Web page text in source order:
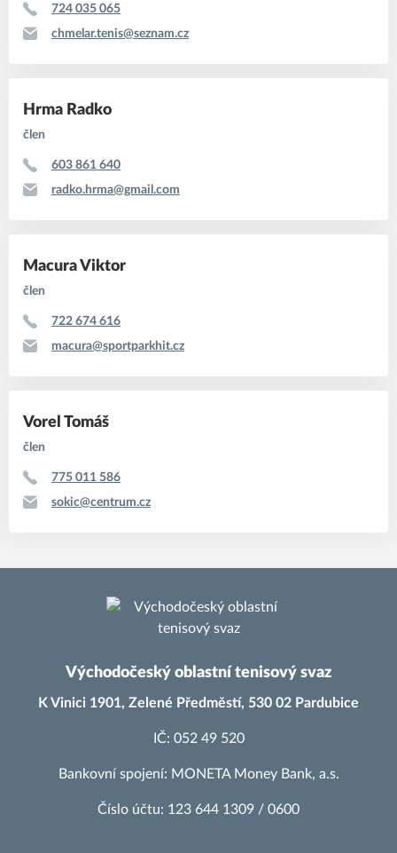
724 035 065
chmelar.tenis@seznam.cz
Hrma Radko
člen
603 861 640
radko.hrma@gmail.com
Macura Viktor
člen
722 674 616
macura@sportparkhit.cz
Vorel Tomáš
člen
775 011 586
sokic@centrum.cz
Východočeský oblastní tenisový svaz
K Vinici 1901, Zelené Předměstí, 530 02 Pardubice
IČ: 052 49 520
Bankovní spojení: MONETA Money Bank, a.s.
Číslo účtu: 123 644 1309 / 0600